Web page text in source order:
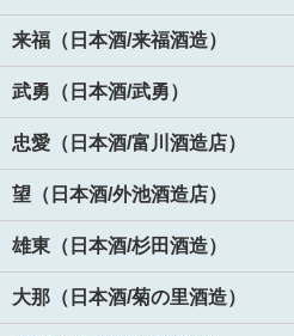
来福（日本酒/来福酒造）
武勇（日本酒/武勇）
忠愛（日本酒/富川酒造店）
望（日本酒/外池酒造店）
雄東（日本酒/杉田酒造）
大那（日本酒/菊の里酒造）